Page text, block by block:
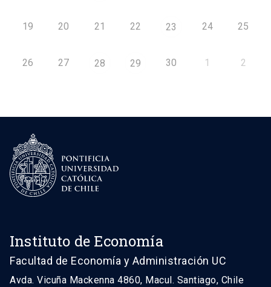
19 20 21 22 23 24 25
26 27 28 29 30 1 2
Instituto de Economía
Facultad de Economía y Administración UC
Avda. Vicuña Mackenna 4860, Macul. Santiago, Chile